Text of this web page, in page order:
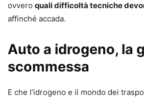
ovvero quali difficoltà tecniche
affinché accada.
Auto a idrogeno, la
scommessa
E che l’idrogeno e il mondo dei